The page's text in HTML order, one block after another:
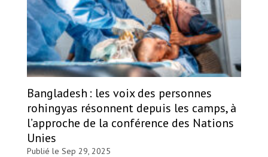
Bangladesh : les voix des personnes
rohingyas résonnent depuis les camps, à
l’approche de la conférence des Nations
Unies
Publié le Sep 29, 2025